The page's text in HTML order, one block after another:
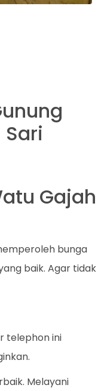
Gajah
bunga
baik. Agar tidak
telephon ini
Melayani